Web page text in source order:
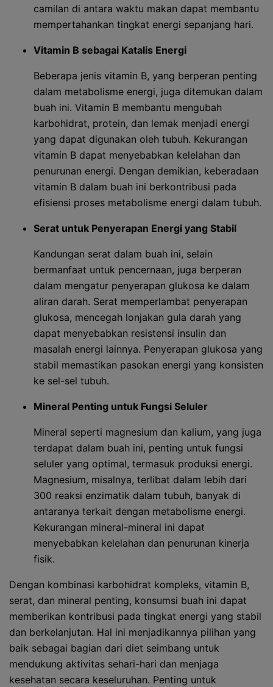
camilan di antara waktu makan dapat membantu
mempertahankan tingkat energi sepanjang hari.
Vitamin B sebagai Katalis Energi
Beberapa jenis vitamin B, yang berperan penting
dalam metabolisme energi, juga ditemukan dalam
buah ini. Vitamin B membantu mengubah
karbohidrat, protein, dan lemak menjadi energi
yang dapat digunakan oleh tubuh. Kekurangan
vitamin B dapat menyebabkan kelelahan dan
penurunan energi. Dengan demikian, keberadaan
vitamin B dalam buah ini berkontribusi pada
efisiensi proses metabolisme energi dalam tubuh.
Serat untuk Penyerapan Energi yang Stabil
Kandungan serat dalam buah ini, selain
bermanfaat untuk pencernaan, juga berperan
dalam mengatur penyerapan glukosa ke dalam
aliran darah. Serat memperlambat penyerapan
glukosa, mencegah lonjakan gula darah yang
dapat menyebabkan resistensi insulin dan
masalah energi lainnya. Penyerapan glukosa yang
stabil memastikan pasokan energi yang konsisten
ke sel-sel tubuh.
Mineral Penting untuk Fungsi Seluler
Mineral seperti magnesium dan kalium, yang juga
terdapat dalam buah ini, penting untuk fungsi
seluler yang optimal, termasuk produksi energi.
Magnesium, misalnya, terlibat dalam lebih dari
300 reaksi enzimatik dalam tubuh, banyak di
antaranya terkait dengan metabolisme energi.
Kekurangan mineral-mineral ini dapat
menyebabkan kelelahan dan penurunan kinerja
fisik.
Dengan kombinasi karbohidrat kompleks, vitamin B,
serat, dan mineral penting, konsumsi buah ini dapat
memberikan kontribusi pada tingkat energi yang stabil
dan berkelanjutan. Hal ini menjadikannya pilihan yang
baik sebagai bagian dari diet seimbang untuk
mendukung aktivitas sehari-hari dan menjaga
kesehatan secara keseluruhan. Penting untuk